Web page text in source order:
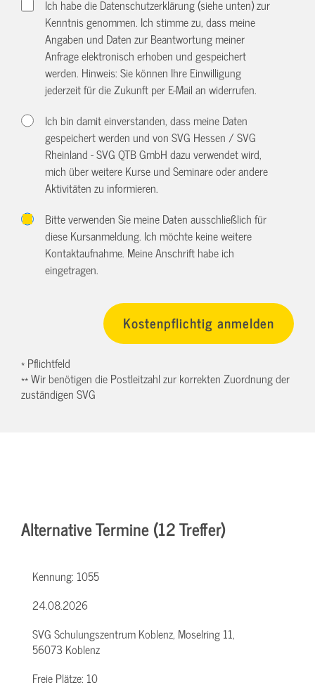
Ich habe die Datenschutzerklärung (siehe unten) zur
Kenntnis genommen. Ich stimme zu, dass meine
Angaben und Daten zur Beantwortung meiner
Anfrage elektronisch erhoben und gespeichert
werden. Hinweis: Sie können Ihre Einwilligung
jederzeit für die Zukunft per E-Mail anwiderrufen.
Ich bin damit einverstanden, dass meine Daten
gespeichert werden und von SVG Hessen / SVG
Rheinland - SVG QTB GmbH dazu verwendet wird,
mich über weitere Kurse und Seminare oder andere
Aktivitäten zu informieren.
Bitte verwenden Sie meine Daten ausschließlich für
diese Kursanmeldung. Ich möchte keine weitere
Kontaktaufnahme. Meine Anschrift habe ich
eingetragen.
* Pflichtfeld
** Wir benötigen die Postleitzahl zur korrekten Zuordnung der
zuständigen SVG
Alternative Termine (12 Treffer)
Kennung: 1055
24.08.2026
SVG Schulungszentrum Koblenz, Moselring 11,
56073 Koblenz
Freie Plätze: 10